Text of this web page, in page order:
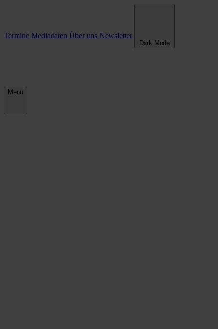
Termine Mediadaten Über uns Newsletter
Dark Mode
Menü